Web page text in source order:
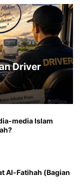
Driver
media Islam
Al-Fatihah (Bagian